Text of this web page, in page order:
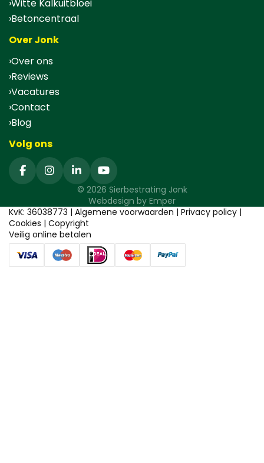
Witte Kalkuitbloei
Betoncentraal
Over Jonk
Over ons
Reviews
Vacatures
Contact
Blog
Volg ons
© 2026 Sierbestrating Jonk
Webdesign by Emper
KvK: 36038773 | Algemene voorwaarden | Privacy policy |
Cookies | Copyright
Veilig online betalen